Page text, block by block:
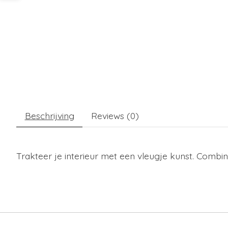
Beschrijving Reviews (0)
Trakteer je interieur met een vleugje kunst.